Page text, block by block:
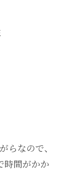
らなので、
時間がかか